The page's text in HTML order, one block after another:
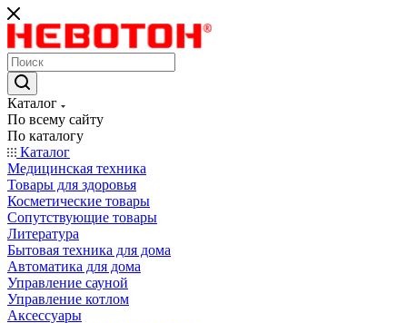
Каталог
По всему сайту
По каталогу
Каталог
Медицинская техника
Товары для здоровья
Косметические товары
Сопутствующие товары
Литература
Бытовая техника для дома
Автоматика для дома
Управление сауной
Управление котлом
Аксессуары